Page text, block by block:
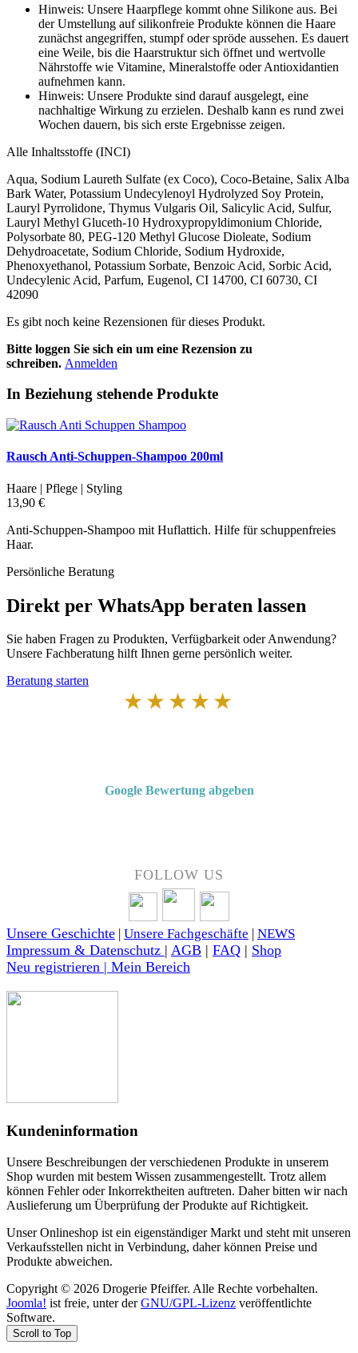
Hinweis: Unsere Haarpflege kommt ohne Silikone aus. Bei
der Umstellung auf silikonfreie Produkte können die Haare
zunächst angegriffen, stumpf oder spröde aussehen. Es dauert
eine Weile, bis die Haarstruktur sich öffnet und wertvolle
Nährstoffe wie Vitamine, Mineralstoffe oder Antioxidantien
aufnehmen kann.
Hinweis: Unsere Produkte sind darauf ausgelegt, eine
nachhaltige Wirkung zu erzielen. Deshalb kann es rund zwei
Wochen dauern, bis sich erste Ergebnisse zeigen.
Alle Inhaltsstoffe (INCI)
Aqua, Sodium Laureth Sulfate (ex Coco), Coco-Betaine, Salix Alba
Bark Water, Potassium Undecylenoyl Hydrolyzed Soy Protein,
Lauryl Pyrrolidone, Thymus Vulgaris Oil, Salicylic Acid, Sulfur,
Lauryl Methyl Gluceth-10 Hydroxypropyldimonium Chloride,
Polysorbate 80, PEG-120 Methyl Glucose Dioleate, Sodium
Dehydroacetate, Sodium Chloride, Sodium Hydroxide,
Phenoxyethanol, Potassium Sorbate, Benzoic Acid, Sorbic Acid,
Undecylenic Acid, Parfum, Eugenol, CI 14700, CI 60730, CI
42090
Es gibt noch keine Rezensionen für dieses Produkt.
Bitte loggen Sie sich ein um eine Rezension zu
schreiben. Anmelden
In Beziehung stehende Produkte
Rausch Anti-Schuppen-Shampoo 200ml
Haare | Pflege | Styling
13,90 €
Anti-Schuppen-Shampoo mit Huflattich. Hilfe für schuppenfreies
Haar.
Persönliche Beratung
Direkt per WhatsApp beraten lassen
Sie haben Fragen zu Produkten, Verfügbarkeit oder Anwendung?
Unsere Fachberatung hilft Ihnen gerne persönlich weiter.
Beratung starten
★★★★★
Google Bewertung abgeben
FOLLOW US
Unsere Geschichte Unsere Fachgeschäfte NEWS
Impressum & Datenschutz | AGB | FAQ | Shop
Neu registrieren | Mein Bereich
Kundeninformation
Unsere Beschreibungen der verschiedenen Produkte in unserem
Shop wurden mit bestem Wissen zusammengestellt. Trotz allem
können Fehler oder Inkorrektheiten auftreten. Daher bitten wir nach
Auslieferung um Überprüfung der Produkte auf Richtigkeit.
Unser Onlineshop ist ein eigenständiger Markt und steht mit unseren
Verkaufsstellen nicht in Verbindung, daher können Preise und
Produkte abweichen.
Copyright © 2026 Drogerie Pfeiffer. Alle Rechte vorbehalten.
Joomla! ist freie, unter derGNU/GPL-Lizenz veröffentlichte
Software.
Scroll to Top